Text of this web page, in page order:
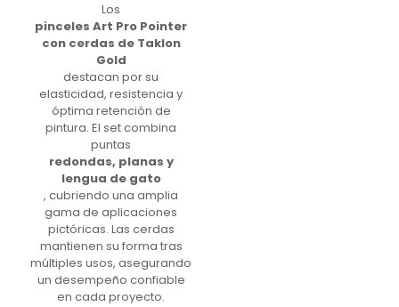
Los
pinceles Art Pro Pointer
con cerdas de Taklon
Gold
destacan por su
elasticidad, resistencia y
óptima retención de
pintura. El set combina
puntas
redondas, planas y
lengua de gato
, cubriendo una amplia
gama de aplicaciones
pictóricas. Las cerdas
mantienen su forma tras
múltiples usos, asegurando
un desempeño confiable
en cada proyecto.